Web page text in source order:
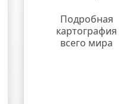
Подробная
картография
всего мира